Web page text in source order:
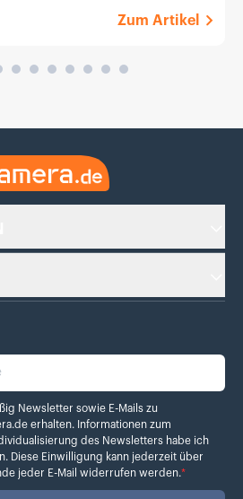
Zum Artikel
sowie E-Mails zu Bewertungen von
Newsletter sowie E-Mails zu
erhalten. Informationen zum
des Newsletters habe ich
Diese Einwilligung kann jederzeit über
jeder E-Mail widerrufen werden.*